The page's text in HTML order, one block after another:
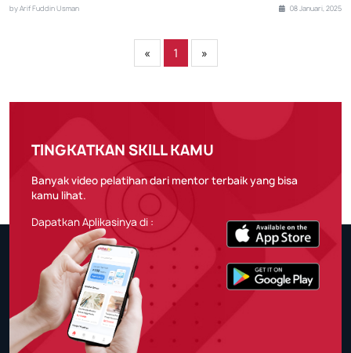
by Arif Fuddin Usman 08 Januari, 2025
« 1 »
TINGKATKAN SKILL KAMU
Banyak video pelatihan dari mentor terbaik yang bisa
kamu lihat.
Dapatkan Aplikasinya di :